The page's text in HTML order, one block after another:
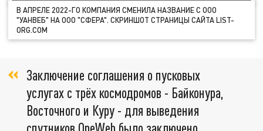
В АПРЕЛЕ 2022-ГО КОМПАНИЯ СМЕНИЛА НАЗВАНИЕ С ООО
"УАНВЕБ" НА ООО "СФЕРА". СКРИНШОТ СТРАНИЦЫ САЙТА LIST-
ORG.COM
Заключение соглашения о пусковых
услугах с трёх космодромов - Байконура,
Восточного и Куру - для выведения